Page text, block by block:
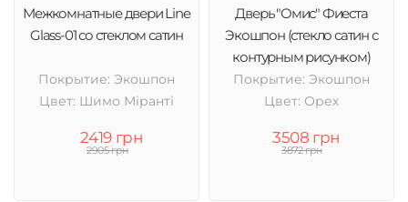
Межкомнатные двери Line
Glass-01 со стеклом сатин
Покрытие: Экошпон
Цвет: Шимо Міранті
2419 грн
2905 грн
Дверь "Омис" Фиеста
Экошпон (стекло сатин с
контурным рисунком)
Покрытие: Экошпон
Цвет: Орех
3508 грн
3872 грн